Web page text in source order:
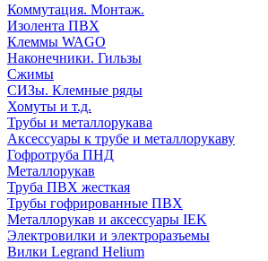
Коммутация. Монтаж.
Изолента ПВХ
Клеммы WAGO
Наконечники. Гильзы
Сжимы
СИЗы. Клемные ряды
Хомуты и т.д.
Трубы и металлорукава
Аксессуары к трубе и металлорукаву
Гофротруба ПНД
Металлорукав
Труба ПВХ жесткая
Трубы гофрированные ПВХ
Металлорукав и аксессуары IEK
Электровилки и электроразъемы
Вилки Legrand Helium